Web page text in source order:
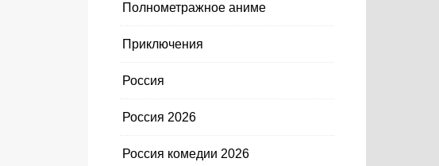
Полнометражное аниме
Приключения
Россия
Россия 2026
Россия комедии 2026